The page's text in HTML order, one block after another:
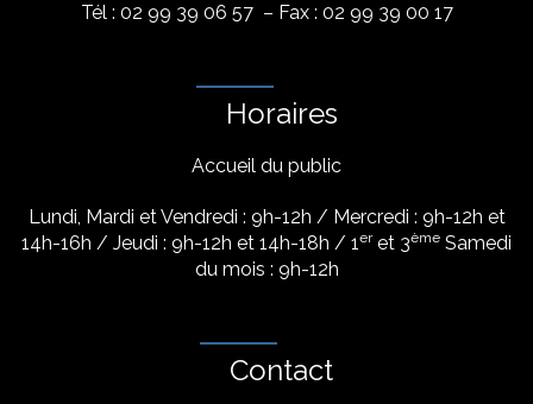
Tél : 02 99 39 06 57 – Fax : 02 99 39 00 17
Horaires
Accueil du public
Lundi, Mardi et Vendredi : 9h-12h / Mercredi : 9h-12h et
14h-16h / Jeudi : 9h-12h et 14h-18h / 1eret 3ème Samedi
du mois : 9h-12h
Contact